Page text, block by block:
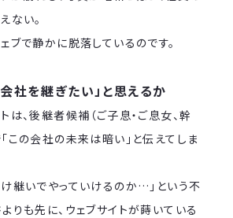
ない。
ブで静かに脱落しているのです。
社を継ぎたい」と思えるか
は、後継者候補（ご子息・ご息女、幹
この会社の未来は暗い」と伝えてしま
継いでやっていけるのか…」という不
りも先に、ウェブサイトが蒔いている